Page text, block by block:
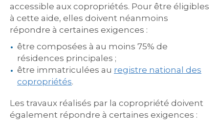
accessible aux copropriétés. Pour être éligibles
à cette aide, elles doivent néanmoins
répondre à certaines exigences :
être composées à au moins 75% de
résidences principales ;
être immatriculées au registre national des
copropriétés.
Les travaux réalisés par la copropriété doivent
également répondre à certaines exigences :